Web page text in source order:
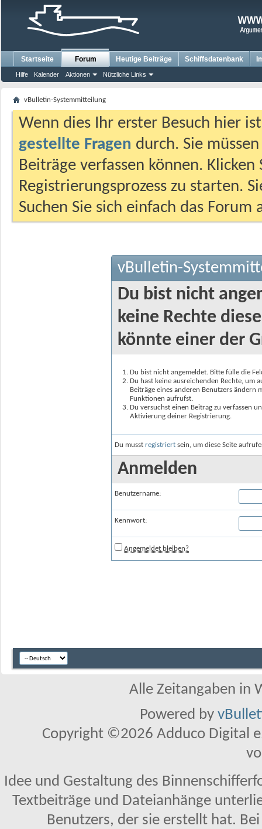
Startseite Forum
Hilfe Kalender Aktionen Nützliche Links
Heutige Beiträge Schiffsdatenbank
vBulletin-Systemmitteilung
Wenn dies Ihr erster Besuch hier
gestellte Fragen durch. Sie
Beiträge verfassen können.
Registrierungsprozess zu starten.
Suchen Sie sich einfach das
vBulletin-
Du bist nicht
keine Rechte
könnte einer der
Du bist nicht angemeldet. Bitte fülle die
Du hast keine ausreichenden Rechte, um
Beiträge eines anderen Benutzers
Funktionen aufrufst.
Du versuchst einen Beitrag zu verfassen
Aktivierung deiner Registrierung.
Du musst registriert sein, um diese Seite
Anmelden
Benutzername:
Kennwort:
Angemeldet bleiben?
Alle Zeitangaben in
Powered by
Copyright ©2026 Adduco Digital
Idee und Gestaltung des
Textbeiträge und Dateianhänge
Benutzers, der sie erstellt hat.